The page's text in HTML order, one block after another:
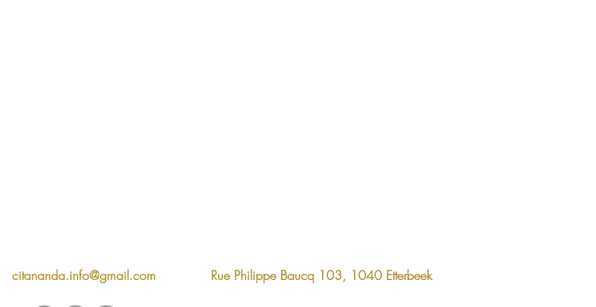
Rue Philippe Baucq 103, 1040 Etterbeek
citananda.info@gmail.com